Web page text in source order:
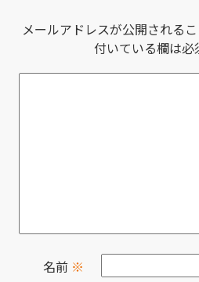
メールアドレスが公開されるこ
付いている欄は必
名前 ※